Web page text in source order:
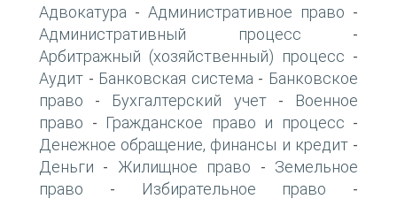
Адвокатура - Административное право -
Административный процесс -
Арбитражный (хозяйственный) процесс -
Аудит - Банковская система - Банковское
право - Бухгалтерский учет-
Военное
право - Гражданское право и процесс -
Денежное обращение, финансы и кредит-
Деньги - Жилищное право - Земельное
право - Избирательное право -